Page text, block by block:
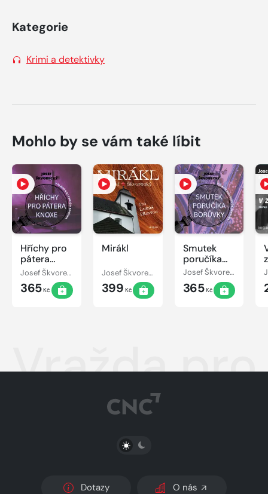
Kategorie
Krimi a detektivky
Mohlo by se vám také líbit
Hříchy pro
pátera
Knoxe
Josef Škvorecký
365Kč
Mirákl
Josef Škvorecký
399 Kč
Smutek
poručíka
Borůvky
Josef Škvorecký
365Kč
Vražda
PŘEPNOUT SVĚTLÝ/TMAVÝ REŽIM
Dotazy O nás